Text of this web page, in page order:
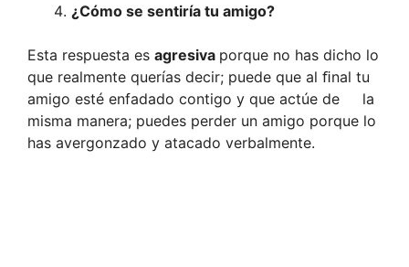
¿Cómo se sentiría tu amigo?
Esta respuesta es agresiva porque no has dicho lo
que realmente querías decir; puede que al ﬁnal tu
amigo esté enfadado contigo y que actúe de la
misma manera; puedes perder un amigo porque lo
has avergonzado y atacado verbalmente.